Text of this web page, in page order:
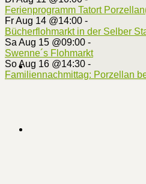
Ferienprogramm Tatort
Fr Aug 14 @14:00 -
Bücherflohmarkt in der Selber
Sa Aug 15 @09:00 -
Swenne´s Flohmarkt
So Aug 16 @14:30 -
Familiennachmittag: Porzellan